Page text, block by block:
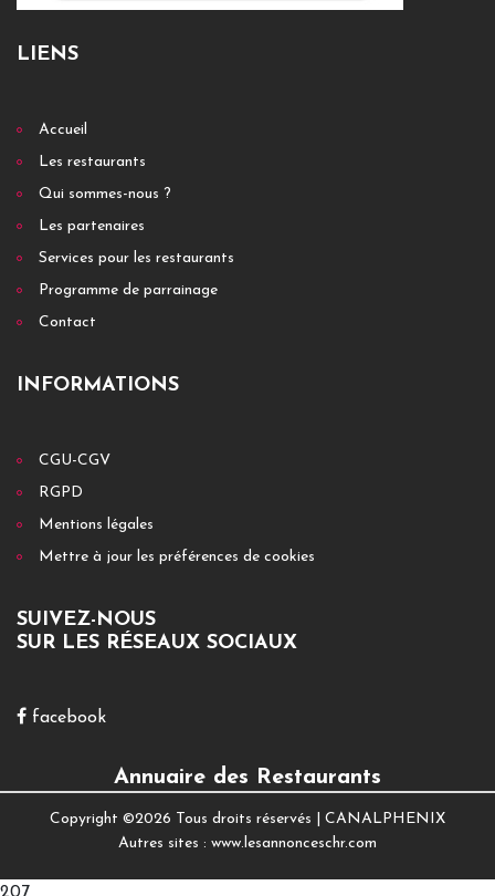
LIENS
Accueil
Les restaurants
Qui sommes-nous ?
Les partenaires
Services pour les restaurants
Programme de parrainage
Contact
INFORMATIONS
CGU-CGV
RGPD
Mentions légales
Mettre à jour les préférences de cookies
SUIVEZ-NOUS
SUR LES RÉSEAUX SOCIAUX
facebook
Annuaire des Restaurants
Copyright ©2026 Tous droits réservés | CANALPHENIX
Autres sites : www.lesannonceschr.com
207